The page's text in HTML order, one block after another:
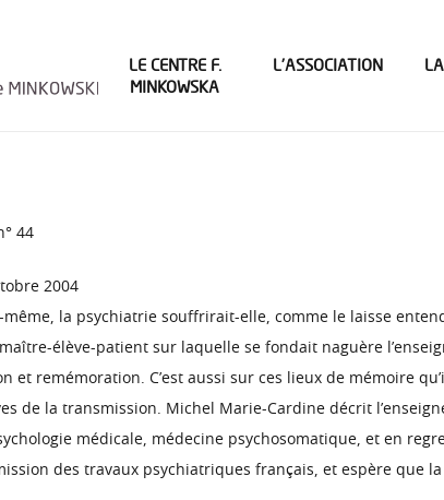
LE CENTRE F.
MINKOWSKA
L’ASSOCIATION
44
2004
la psychiatrie souffrirait-elle, comme le laisse
élève-patient sur laquelle se fondait naguère
et remémoration. C’est aussi sur ces lieux de mémoire
de la transmission. Michel Marie-Cardine décrit
médicale, médecine psychosomatique, et en
des travaux psychiatriques français, et espère que